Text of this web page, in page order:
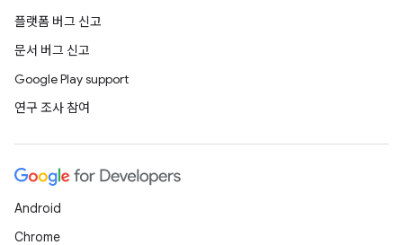
플랫폼 버그 신고
문서 버그 신고
Google Play support
연구 조사 참여
Android
Chrome